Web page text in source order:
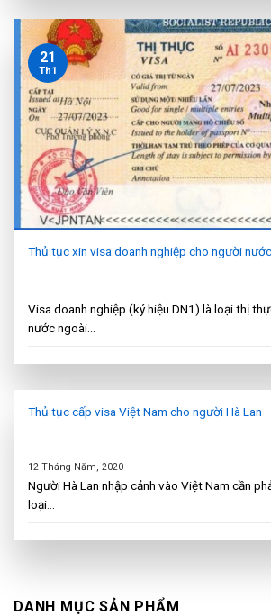
DANH MỤC SẢN PHẨM
Thủ tục xin visa doanh nghiệp cho người
Visa doanh nghiệp (ký hiệu DN1) là loại thị
nước ngoài...
21
Th1
Thủ tục cấp visa Việt Nam cho người Hà Lan
12 Tháng Năm, 2020
Người Hà Lan nhập cảnh vào Việt Nam cần
loại...